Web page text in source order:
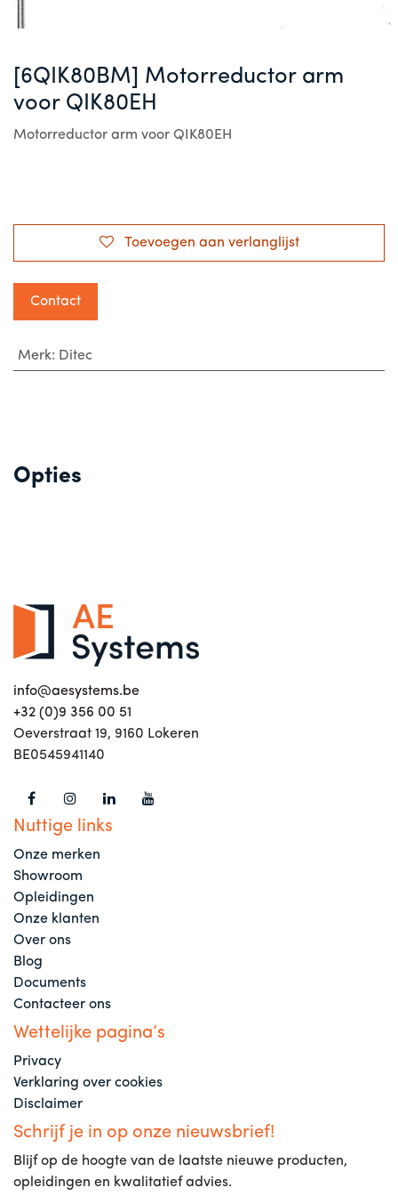
[6QIK80BM] Motorreductor arm
voor QIK80EH
Motorreductor arm voor QIK80EH
Toevoegen aan verlanglijst
Contact
Merk: Ditec
Opties
info@aesystems.be
+32 (0)9 356 00 51
Oeverstraat 19, 9160 Lokeren
BE0545941140
Nuttige links
Onze merken
Showroom
Opleidingen
Onze klanten
Over ons
Blog
Documents
Contacteer ons
Wettelijke pagina’s
Privacy
Verklaring over cookies
Disclaimer
Schrijf je in op onze nieuwsbrief!
Blijf op de hoogte van de laatste nieuwe producten,
opleidingen en kwalitatief advies.